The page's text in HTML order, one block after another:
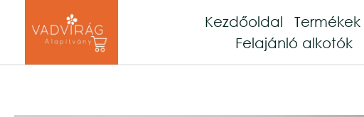
Kezdőoldal Termékek
Felajánló alkotók